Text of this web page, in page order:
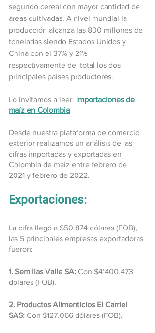
segundo cereal con mayor cantidad de
áreas cultivadas. A nivel mundial la
producción alcanza las 800 millones de
toneladas siendo Estados Unidos y
China con el 37% y 21%
respectivamente del total los dos
principales países productores.
Lo invitamos a leer: Importaciones de
maíz en Colombia
Desde nuestra plataforma de comercio
exterior realizamos un análisis de las
cifras importadas y exportadas en
Colombia de maíz entre febrero de
2021 y febrero de 2022.
Exportaciones:
La cifra llegó a $50.874 dólares (FOB),
las 5 principales empresas exportadoras
fueron:
1. Semillas Valle SA: Con $4’400.473
dólares (FOB).
2. Productos Alimenticios El Carriel
SAS: Con $127.066 dólares (FOB).